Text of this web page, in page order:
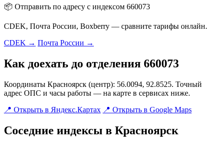
📦 Отправить по адресу с индексом 660073
CDEK, Почта России, Boxberry — сравните тарифы онлайн.
CDEK → Почта России →
Как доехать до отделения 660073
Координаты Красноярск (центр): 56.0094, 92.8525. Точный
адрес ОПС и часы работы — на карте в сервисах ниже.
📍 Открыть в Яндекс.Картах 📍 Открыть в Google Maps
Соседние индексы в Красноярск